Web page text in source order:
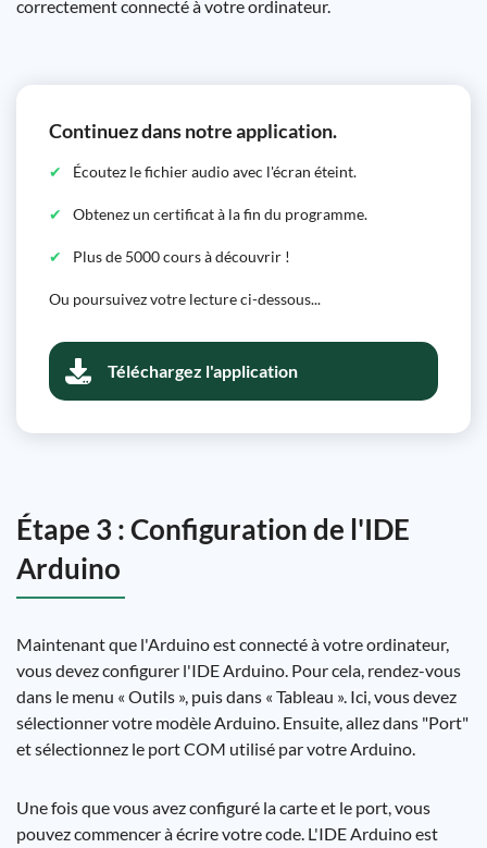
correctement connecté à votre ordinateur.
Continuez dans notre application.
Écoutez le fichier audio avec l'écran éteint.
Obtenez un certificat à la fin du programme.
Plus de 5000 cours à découvrir !
Ou poursuivez votre lecture ci-dessous...
Téléchargez l'application
Étape 3 : Configuration de l'IDE
Arduino
Maintenant que l'Arduino est connecté à votre ordinateur,
vous devez configurer l'IDE Arduino. Pour cela, rendez-vous
dans le menu « Outils », puis dans « Tableau ». Ici, vous devez
sélectionner votre modèle Arduino. Ensuite, allez dans "Port"
et sélectionnez le port COM utilisé par votre Arduino.
Une fois que vous avez configuré la carte et le port, vous
pouvez commencer à écrire votre code. L'IDE Arduino est